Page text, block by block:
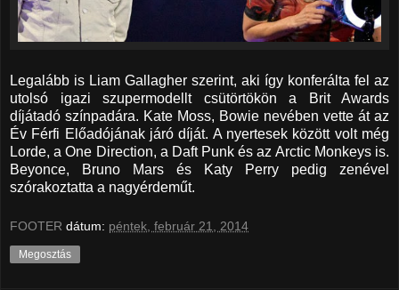
Legalább is Liam Gallagher szerint, aki így konferálta fel az
utolsó igazi szupermodellt csütörtökön a Brit Awards
díjátadó színpadára. Kate Moss, Bowie nevében vette át az
Év Férfi Előadójának járó díját. A nyertesek között volt még
Lorde, a One Direction, a Daft Punk és az Arctic Monkeys is.
Beyonce, Bruno Mars és Katy Perry pedig zenével
szórakoztatta a nagyérdeműt.
FOOTER dátum: péntek, február 21, 2014
Megosztás